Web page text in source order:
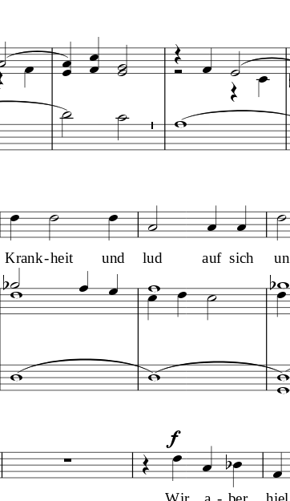
 
 


  

 
Krank heit
- und lud

auf

sich

un

   
 


f
Wir

a

ber


- hiel
